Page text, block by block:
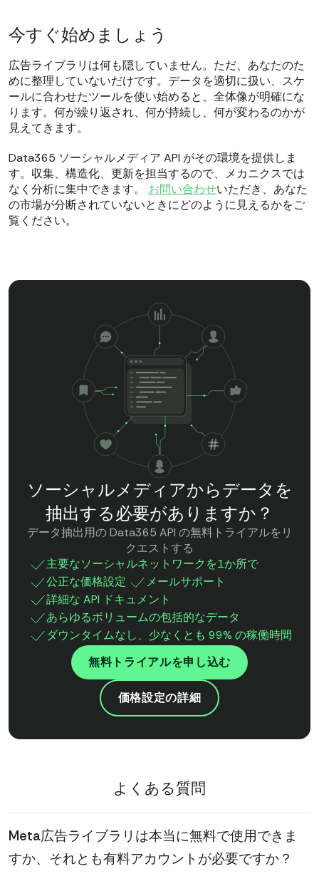
今すぐ始めましょう
広告ライブラリは何も隠していません。ただ、あなたのた
めに整理していないだけです。データを適切に扱い、スケ
ールに合わせたツールを使い始めると、全体像が明確にな
ります。何が繰り返され、何が持続し、何が変わるのかが
見えてきます。
Data365 ソーシャルメディア API がその環境を提供しま
す。収集、構造化、更新を担当するので、メカニクスでは
なく分析に集中できます。 お問い合わせいただき、あなた
の市場が分断されていないときにどのように見えるかをご
覧ください。
ソーシャルメディアからデータを
抽出する必要がありますか？
データ抽出用の Data365 API の無料トライアルをリ
クエストする
主要なソーシャルネットワークを1か所で
公正な価格設定
メールサポート
詳細な API ドキュメント
あらゆるボリュームの包括的なデータ
ダウンタイムなし、少なくとも 99% の稼働時間
無料トライアルを申し込む
価格設定の詳細
よくある質問
Meta広告ライブラリは本当に無料で使用できま
すか、それとも有料アカウントが必要ですか？